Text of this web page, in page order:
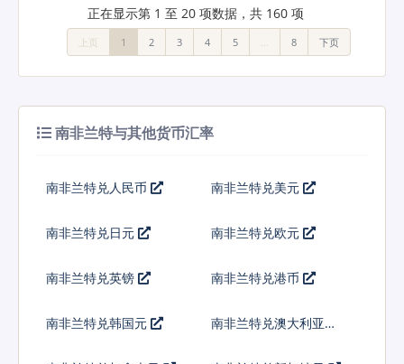
正在显示第 1 至 20 项数据，共 160 项
上页 1 2 3 4 5 … 8 下页
南非兰特与其他货币汇率
南非兰特兑人民币 南非兰特兑美元
南非兰特兑日元 南非兰特兑欧元
南非兰特兑英镑 南非兰特兑港币
南非兰特兑韩国元 南非兰特兑澳大利亚元